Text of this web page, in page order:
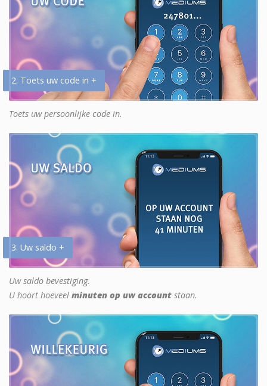
2. Toets uw code in +
Toets uw persoonlijke code in.
3. Uw saldo +
Uw saldo bevestiging.
U hoort hoeveel minuten op uw account staan.